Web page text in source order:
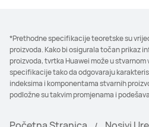
*Prethodne specifikacije teoretske su
proizvoda. Kako bi osigurala točan prikaz
proizvoda, tvrtka Huawei može u
specifikacije tako da odgovaraju
indeksima i komponentama stvarnih
podložne su takvim promjenama i